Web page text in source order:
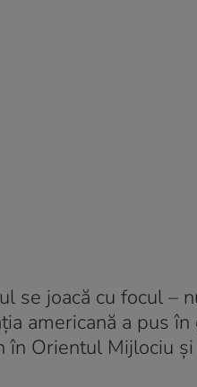
joacă cu focul –
americană a pus în
în Orientul Mijlociu